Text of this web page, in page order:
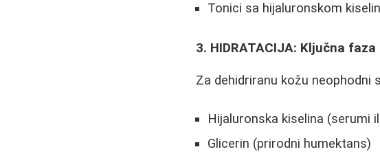
Tonici sa hijaluronskom
3. HIDRATACIJA: Ključna faza
Za dehidriranu kožu neophodni
Hijaluronska kiselina (serumi
Glicerin (prirodni humektans)